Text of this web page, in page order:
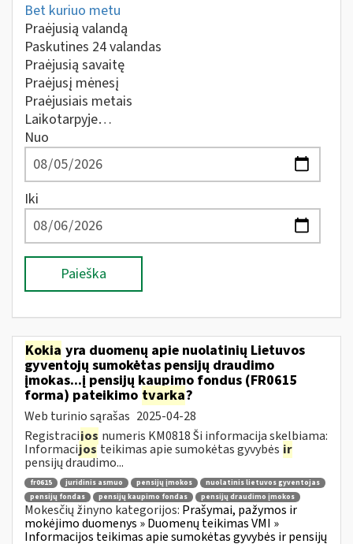
Bet kuriuo metu
Praėjusią valandą
Paskutines 24 valandas
Praėjusią savaitę
Praėjusį mėnesį
Praėjusiais metais
Laikotarpyje…
Nuo
Iki
Paieška
Kokia yra duomenų apie nuolatinių Lietuvos
gyventojų sumokėtas pensijų draudimo
įmokas...į pensijų kaupimo fondus (FR0615
forma) pateikimo tvarka?
Web turinio sąrašas 2025-04-28
Registracijos numeris KM0818 Ši informacija skelbiama:
Informacijosteikimas apie sumokėtas gyvybės ir
pensijų draudimo...
fr0615 juridinis asmuo pensijų įmokos
nuolatinis lietuvos gyventojas
pensijų fondas
pensijų kaupimo fondas pensijų draudimo įmokos
Mokesčių žinyno kategorijos: Prašymai, pažymos ir
mokėjimo duomenys » Duomenų teikimas VMI »
Informacijos teikimas apie sumokėtas gyvybės ir pensijų